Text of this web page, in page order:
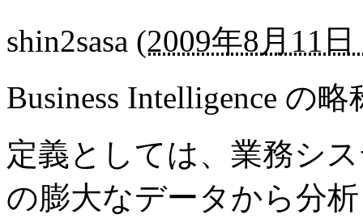
shin2sasa (2009年8月11日
Business Intelligence の
定義としては、業務シ
の膨大なデータから分